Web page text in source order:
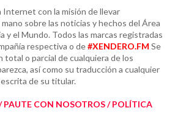
Internet con la misión de llevar
sobre las noticias y hechos del Área
y el Mundo. Todos las marcas registradas
respectiva o de#XENDERO.FM Se
total o parcial de cualquiera de los
así como su traducción a cualquier
de su titular.
PAUTE CON NOSOTROS / POLÍTICA